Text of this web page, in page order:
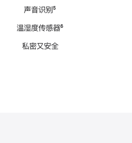
声音识别脚
⁵
温湿度传感器脚
⁶
私密又安全